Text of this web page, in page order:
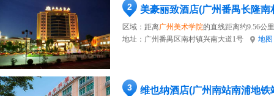
2 美豪丽致酒店(广州番禺长隆南
区域：距离广州美术学院的直线距离约9.56公里
地址： 广州番禺区南村镇兴南大道1号 地图
3 维也纳酒店(广州南站南浦地铁